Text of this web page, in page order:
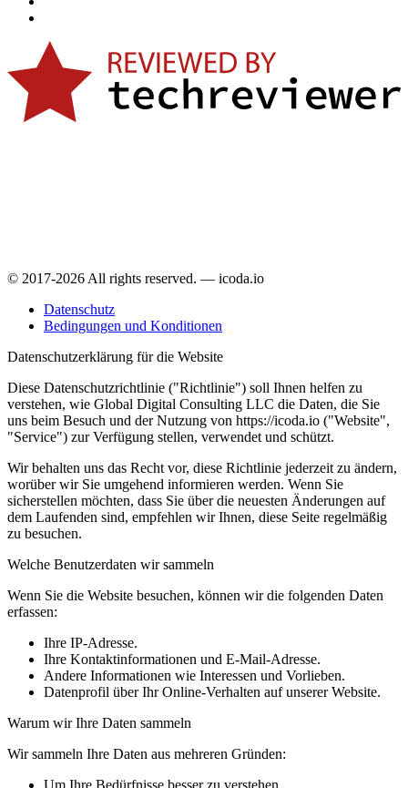
© 2017-2026 All rights reserved. — icoda.io
Datenschutz
Bedingungen und Konditionen
Datenschutzerklärung für die Website
Diese Datenschutzrichtlinie ("Richtlinie") soll Ihnen helfen zu
verstehen, wie Global Digital Consulting LLC die Daten, die Sie
uns beim Besuch und der Nutzung von https://icoda.io ("Website",
"Service") zur Verfügung stellen, verwendet und schützt.
Wir behalten uns das Recht vor, diese Richtlinie jederzeit zu ändern,
worüber wir Sie umgehend informieren werden. Wenn Sie
sicherstellen möchten, dass Sie über die neuesten Änderungen auf
dem Laufenden sind, empfehlen wir Ihnen, diese Seite regelmäßig
zu besuchen.
Welche Benutzerdaten wir sammeln
Wenn Sie die Website besuchen, können wir die folgenden Daten
erfassen:
Ihre IP-Adresse.
Ihre Kontaktinformationen und E-Mail-Adresse.
Andere Informationen wie Interessen und Vorlieben.
Datenprofil über Ihr Online-Verhalten auf unserer Website.
Warum wir Ihre Daten sammeln
Wir sammeln Ihre Daten aus mehreren Gründen:
Um Ihre Bedürfnisse besser zu verstehen.